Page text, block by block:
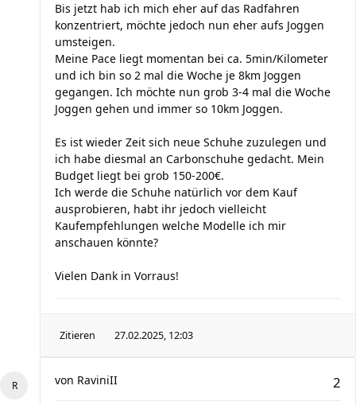
Bis jetzt hab ich mich eher auf das Radfahren
konzentriert, möchte jedoch nun eher aufs Joggen
umsteigen.
Meine Pace liegt momentan bei ca. 5min/Kilometer
und ich bin so 2 mal die Woche je 8km Joggen
gegangen. Ich möchte nun grob 3-4 mal die Woche
Joggen gehen und immer so 10km Joggen.
Es ist wieder Zeit sich neue Schuhe zuzulegen und
ich habe diesmal an Carbonschuhe gedacht. Mein
Budget liegt bei grob 150-200€.
Ich werde die Schuhe natürlich vor dem Kauf
ausprobieren, habt ihr jedoch vielleicht
Kaufempfehlungen welche Modelle ich mir
anschauen könnte?
Vielen Dank in Vorraus!
Zitieren 27.02.2025, 12:03
2
von RaviniII